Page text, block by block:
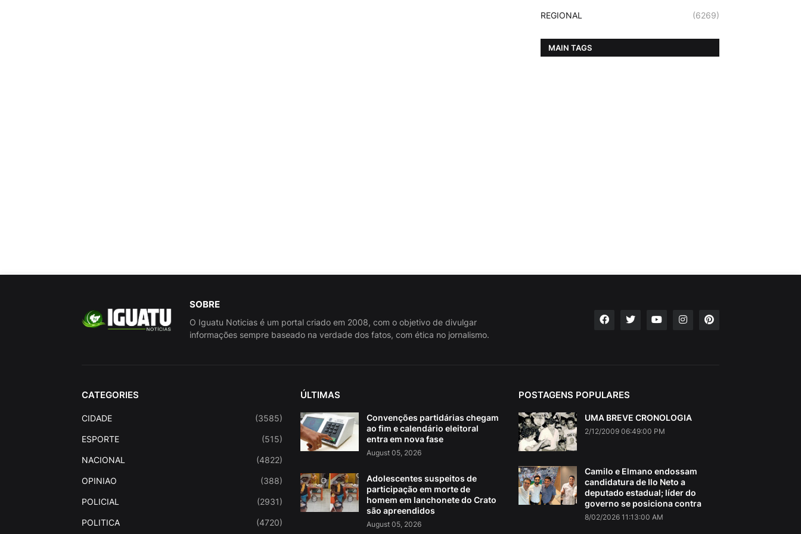
REGIONAL (6269)
MAIN TAGS
SOBRE
O Iguatu Noticias é um portal criado em 2008, com o objetivo de divulgar
informações sempre baseado na verdade dos fatos, com ética no jornalismo.
CATEGORIES
CIDADE (3585)
ESPORTE (515)
NACIONAL (4822)
OPINIAO (388)
POLICIAL (2931)
POLITICA (4720)
ÚLTIMAS
Convenções partidárias chegam
ao fim e calendário eleitoral
entra em nova fase
August 05, 2026
Adolescentes suspeitos de
participação em morte de
homem em lanchonete do Crato
são apreendidos
August 05, 2026
POSTAGENS POPULARES
UMA BREVE CRONOLOGIA
2/12/2009 06:49:00 PM
Camilo e Elmano endossam
candidatura de Ilo Neto a
deputado estadual; líder do
governo se posiciona contra
8/02/2026 11:13:00 AM